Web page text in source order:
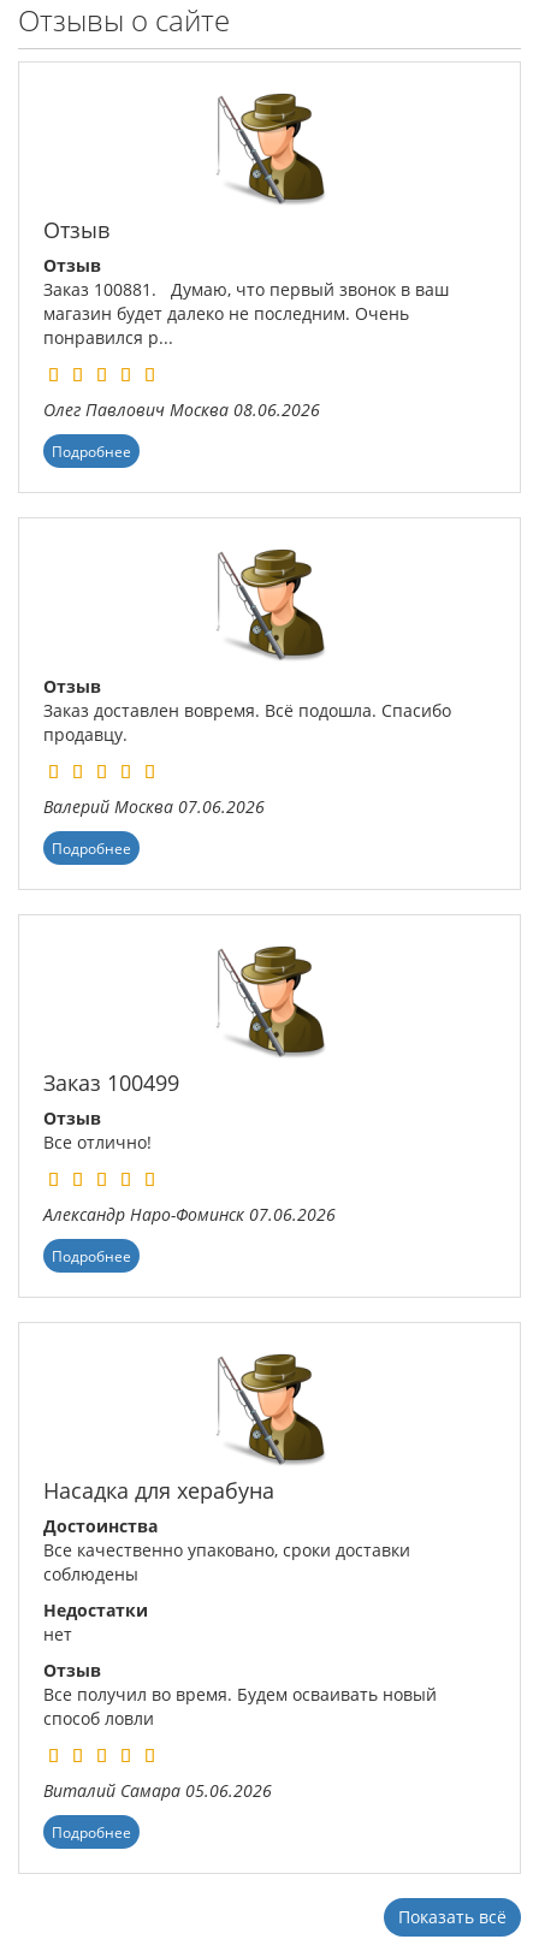
Отзывы о сайте
Отзыв
Отзыв
Заказ 100881. Думаю, что первый звонок в ваш
магазин будет далеко не последним. Очень
понравился р...
Олег Павлович Москва 08.06.2026
Подробнее
Отзыв
Заказ доставлен вовремя. Всё подошла. Спасибо
продавцу.
Валерий Москва 07.06.2026
Подробнее
Заказ 100499
Отзыв
Все отлично!
Александр Наро-Фоминск 07.06.2026
Подробнее
Насадка для херабуна
Достоинства
Все качественно упаковано, сроки доставки
соблюдены
Недостатки
нет
Отзыв
Все получил во время. Будем осваивать новый
способ ловли
Виталий Самара 05.06.2026
Подробнее
Показать всё